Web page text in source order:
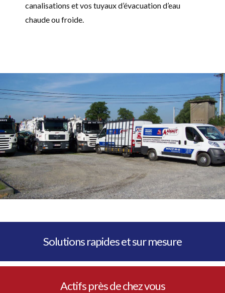
canalisations et vos tuyaux d’évacuation d’eau
chaude ou froide.
Solutions rapides et sur mesure
Actifs près de chez vous